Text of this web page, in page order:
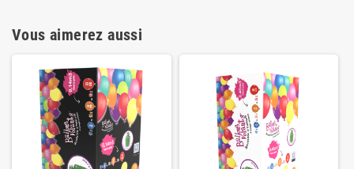
Vous aimerez aussi